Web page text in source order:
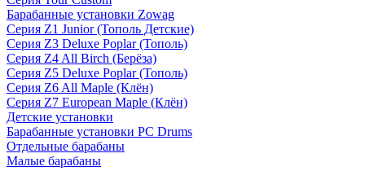
Барабанные установки Zowag
Серия Z1 Junior (Тополь Детские)
Серия Z3 Deluxe Poplar (Тополь)
Серия Z4 All Birch (Берёза)
Серия Z5 Deluxe Poplar (Тополь)
Серия Z6 All Maple (Клён)
Серия Z7 European Maple (Клён)
Детские установки
Барабанные установки PC Drums
Отдельные барабаны
Малые барабаны